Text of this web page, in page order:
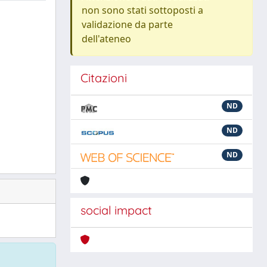
non sono stati sottoposti a
validazione da parte
dell'ateneo
Citazioni
ND
ND
ND
social impact